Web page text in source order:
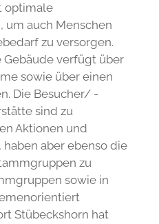
auch Menschen
zu versorgen.
verfügt über
sowie über einen
Die Besucher/ -
sind zu
Aktionen und
aber ebenso die
zu
sowie in
Stübeckshorn hat
Schwimmhalle,